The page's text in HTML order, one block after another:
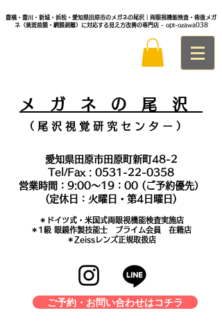
豊橋・豊川・新城・浜松・愛知県田原市のメガネの尾沢｜両眼視機能検査・術後メガ
ネ（黄斑前膜・網膜剥離）に対応する見え方改善の専門店 - opt-ozawa038
メ ガ ネ の 尾 沢
（ 尾 沢 視 覚 研 究 セ ン タ ー ）
愛知県田原市田原町新町48-2
Tel/Fax : 0531-22-0358
営業時間：9:00～19：00 (ご予約優先）
(定休日：火曜日・第4日曜日)
＊​ドイツ式・米国式両眼視機能検査実施店
​＊1級 眼鏡作製技能士 プライム会員 在籍店
＊Zeissレンズ正規取扱店
ご予約・お問い合わせはコチラ